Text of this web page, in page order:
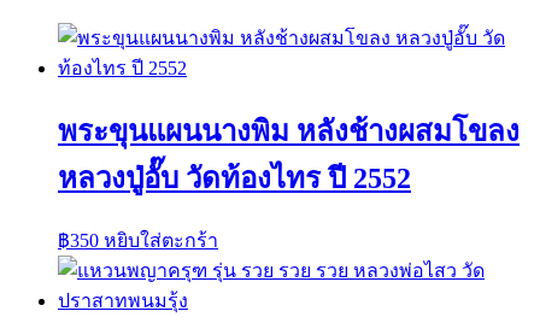
พระขุนแผนนางพิม หลังช้างผสมโขลง
หลวงปู่อั๊บ วัดท้องไทร ปี 2552
฿350 หยิบใส่ตะกร้า